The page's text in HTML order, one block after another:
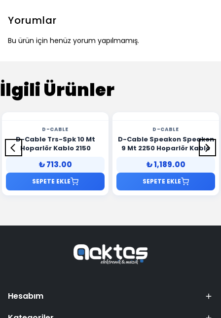
Yorumlar
Bu ürün için henüz yorum yapılmamış.
İlgili Ürünler
D-CABLE
D-Cable Trs-Spk 10 Mt
Hoparlör Kablo 2150
₺ 713.00
SEPETE EKLE
D-CABLE
D-Cable Speakon Speakon
9 Mt 2250 Hoparlör Kablo
₺ 1,189.00
SEPETE EKLE
Hesabım